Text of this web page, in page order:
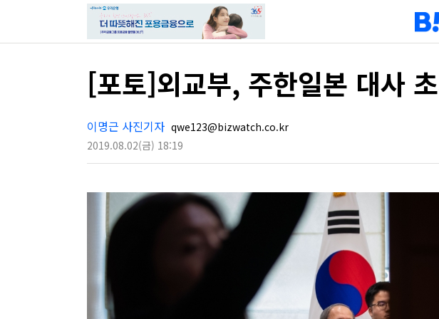
[포토]외교부, 주한일본 대사
이명근 사진기자 qwe123@bizwatch.co.kr
2019.08.02(금) 18:19